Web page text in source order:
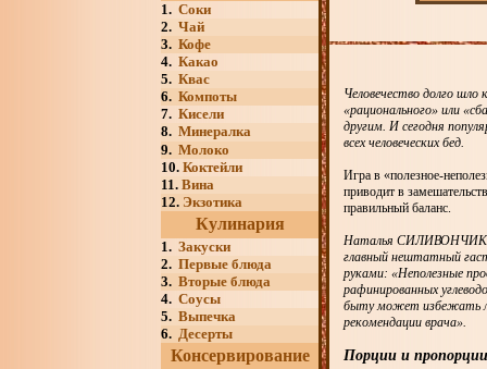
1. Соки
2. Чай
3. Кофе
4. Какао
5. Квас
6. Компоты
7. Кисели
8. Минералка
9. Молоко
10. Коктейли
11. Вина
12. Экзотика
Кулинария
1. Закуски
2. Первые блюда
3. Вторые блюда
4. Соусы
5. Выпечка
6. Десерты
Консервирование
Человечество долго
«рационального» или
другим. И сегодня
всех человеческих бед.
Игра в «полезное-
приводит в
правильный баланс.
Наталья СИЛИВОНЧИК,
главный нештатный
руками: «Неполезные
рафинированных
быту может избежать
рекомендации врача».
Порции и пропорции